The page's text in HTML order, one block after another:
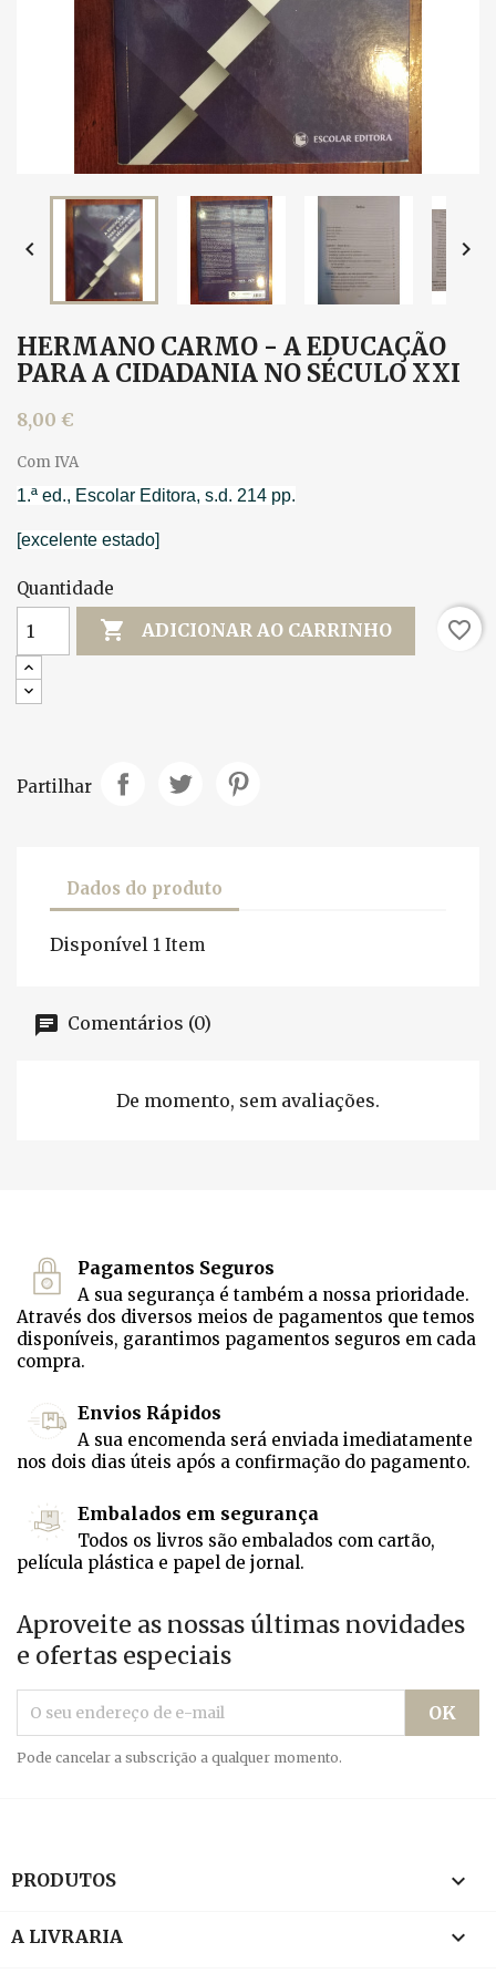
 
HERMANO CARMO - A EDUCAÇÃO
PARA A CIDADANIA NO SÉCULO XXI
8,00 €
Com IVA
1.ª ed., Escolar Editora, s.d. 214 pp.
[excelente estado]
Quantidade
 ADICIONAR AO CARRINHO favorite_border
Partilhar
Dados do produto
Disponível 1 Item
Comentários (0)
De momento, sem avaliações.
Pagamentos Seguros
A sua segurança é também a nossa prioridade.
Através dos diversos meios de pagamentos que temos
disponíveis, garantimos pagamentos seguros em cada
compra.
Envios Rápidos
A sua encomenda será enviada imediatamente
nos dois dias úteis após a confirmação do pagamento.
Embalados em segurança
Todos os livros são embalados com cartão,
película plástica e papel de jornal.
Aproveite as nossas últimas novidades
e ofertas especiais
Pode cancelar a subscrição a qualquer momento.
PRODUTOS 
A LIVRARIA 